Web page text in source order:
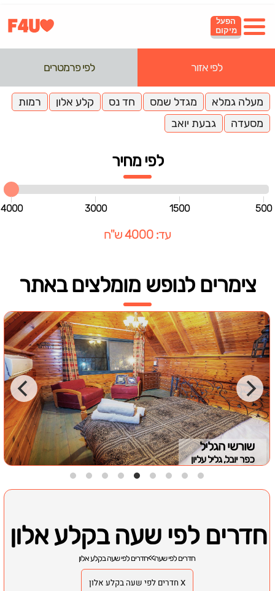
הפעל
מיקום
לפי אזור לפי פרמטרים
מעלה גמלא מגדל שמס חד נס קלע אלון
רמות
מסעדה
גבעת יואב
לפי מחיר
500
1500
3000
4000
עד: 4000 ש"ח
צימרים לנופש מומלצים באתר
שורשי הגליל
כפר יובל, גליל עליון
חדרים לפי שעה בקלע אלון
חדרים לפי שעה>>חדרים לפי שעה בקלע אלון
X חדרים לפי שעה בקלע אלון